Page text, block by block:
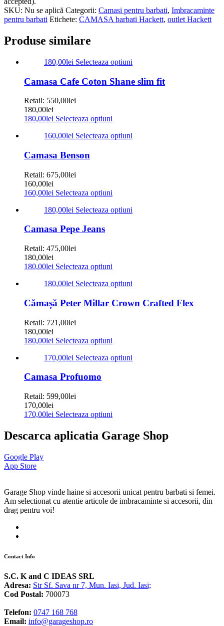
SKU: Nu se aplică Categorii: Camasi pentru barbati, Imbracaminte
pentru barbati Etichete: CAMASA barbati Hackett, outlet Hackett
Produse similare
180,00lei Selecteaza optiuni
Camasa Cafe Coton Shane slim fit
Retail: 550,00lei
180,00lei
180,00lei Selecteaza optiuni
160,00lei Selecteaza optiuni
Camasa Benson
Retail: 675,00lei
160,00lei
160,00lei Selecteaza optiuni
180,00lei Selecteaza optiuni
Camasa Pepe Jeans
Retail: 475,00lei
180,00lei
180,00lei Selecteaza optiuni
180,00lei Selecteaza optiuni
Cămașă Peter Millar Crown Crafted Flex
Retail: 721,00lei
180,00lei
180,00lei Selecteaza optiuni
170,00lei Selecteaza optiuni
Camasa Profuomo
Retail: 599,00lei
170,00lei
170,00lei Selecteaza optiuni
Descarca aplicatia Garage Shop
Google Play
App Store
Garage Shop vinde haine si accesorii unicat pentru barbati si femei.
Am selectionat cu atentie articole de imbracaminte si accesorii, din
drag pentru voi!
Contact Info
S.C. K and C IDEAS SRL
Adresa: Str Sf. Sava nr 7, Mun. Iasi, Jud. Iasi;
Cod Postal: 700073
Telefon: 0747 168 768
Email: info@garageshop.ro